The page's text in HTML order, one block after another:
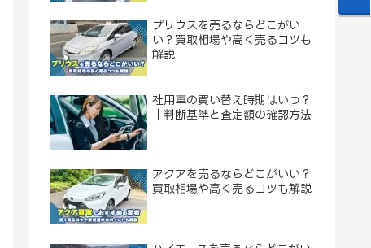
プリウスを売るならどこがい
い？買取相場や高く売るコツも
解説
社用車の買い替え時期はいつ？
｜判断基準と査定額の確認方法
アクアを売るならどこがいい？
買取相場や高く売るコツも解説